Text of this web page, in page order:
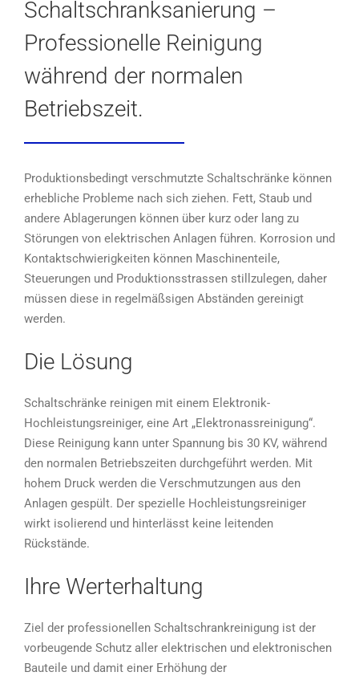
Schaltschranksanierung –
Professionelle Reinigung
während der normalen
Betriebszeit.
Produktionsbedingt verschmutzte Schaltschränke können
erhebliche Probleme nach sich ziehen. Fett, Staub und
andere Ablagerungen können über kurz oder lang zu
Störungen von elektrischen Anlagen führen. Korrosion und
Kontaktschwierigkeiten können Maschinenteile,
Steuerungen und Produktionsstrassen stillzulegen, daher
müssen diese in regelmäßsigen Abständen gereinigt
werden.
Die Lösung
Schaltschränke reinigen mit einem Elektronik-
Hochleistungsreiniger, eine Art „Elektronassreinigung“.
Diese Reinigung kann unter Spannung bis 30 KV, während
den normalen Betriebszeiten durchgeführt werden. Mit
hohem Druck werden die Verschmutzungen aus den
Anlagen gespült. Der spezielle Hochleistungsreiniger
wirkt isolierend und hinterlässt keine leitenden
Rückstände.
Ihre Werterhaltung
Ziel der professionellen Schaltschrankreinigung ist der
vorbeugende Schutz aller elektrischen und elektronischen
Bauteile und damit einer Erhöhung der